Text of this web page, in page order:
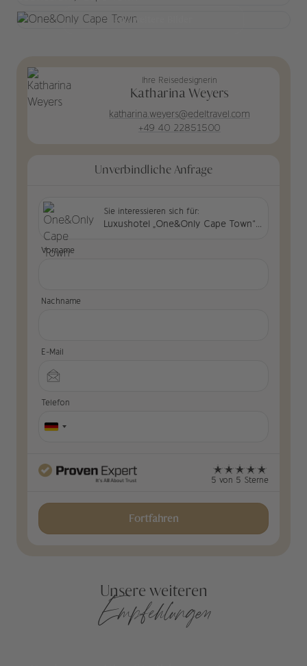
+20 weitere Bilder
Ihre Reisedesignerin
Katharina Weyers
katharina.weyers@edeltravel.com
+49 40 22851500
Unverbindliche Anfrage
Sie interessieren sich für:
Vorname
Nachname
E-Mail
Telefon
5 von 5 Sterne
Fortfahren
Unsere weiteren
Empfehlungen